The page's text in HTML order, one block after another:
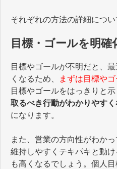
それぞれの方法の詳細につい
目標・ゴールを明確
目標やゴールが不明だと、
くなるため、
まずは目標や
目標やゴールをはっきりと示
取るべき行動がわかりやす
になります。
また、営業の方向性がわか
維持しやすくテキパキと動
も高くなるでしょう。個人